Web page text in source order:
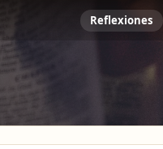
Reflexiones